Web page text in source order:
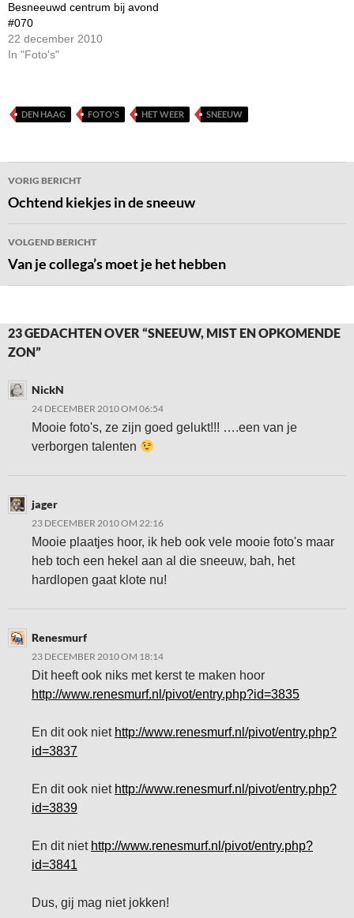
Besneeuwd centrum bij avond
#070
22 december 2010
In "Foto's"
DEN HAAG FOTO'S HET WEER SNEEUW
Bericht
navigatie
VORIG BERICHT
Ochtend kiekjes in de sneeuw
VOLGEND BERICHT
Van je collega’s moet je het hebben
23 GEDACHTEN OVER “SNEEUW, MIST EN OPKOMENDE
ZON”
NickN
24 DECEMBER 2010 OM 06:54
Mooie foto's, ze zijn goed gelukt!!! ….een van je
verborgen talenten
jager
23 DECEMBER 2010 OM 22:16
Mooie plaatjes hoor, ik heb ook vele mooie foto's maar
heb toch een hekel aan al die sneeuw, bah, het
hardlopen gaat klote nu!
Renesmurf
23 DECEMBER 2010 OM 18:14
Dit heeft ook niks met kerst te maken hoor
http://www.renesmurf.nl/pivot/entry.php?id=3835
En dit ook niet http://www.renesmurf.nl/pivot/entry.php?
id=3837
En dit ook niet http://www.renesmurf.nl/pivot/entry.php?
id=3839
En dit niet http://www.renesmurf.nl/pivot/entry.php?
id=3841
Dus, gij mag niet jokken!